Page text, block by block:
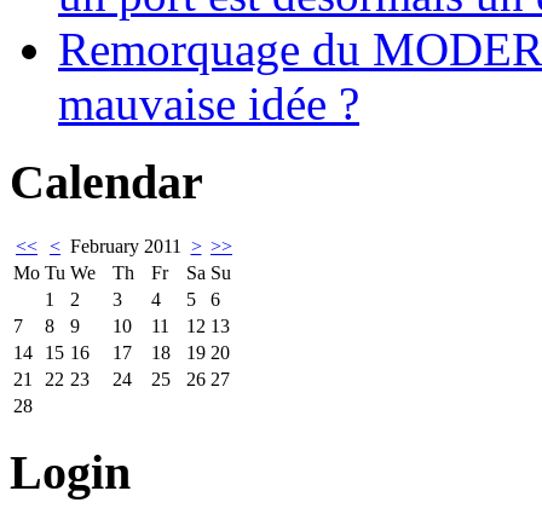
Remorquage du
mauvaise idée ?
Calendar
<< < February 2011 > >>
Mo Tu We Th Fr Sa Su
1
2 3 4 5
6
7
8 9 10 11 12 13
14
15 16 17 18 19 20
21
22 23 24 25 26 27
28
Login